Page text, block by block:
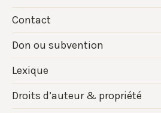
Contact
Don ou subvention
Lexique
Droits d’auteur & propriété